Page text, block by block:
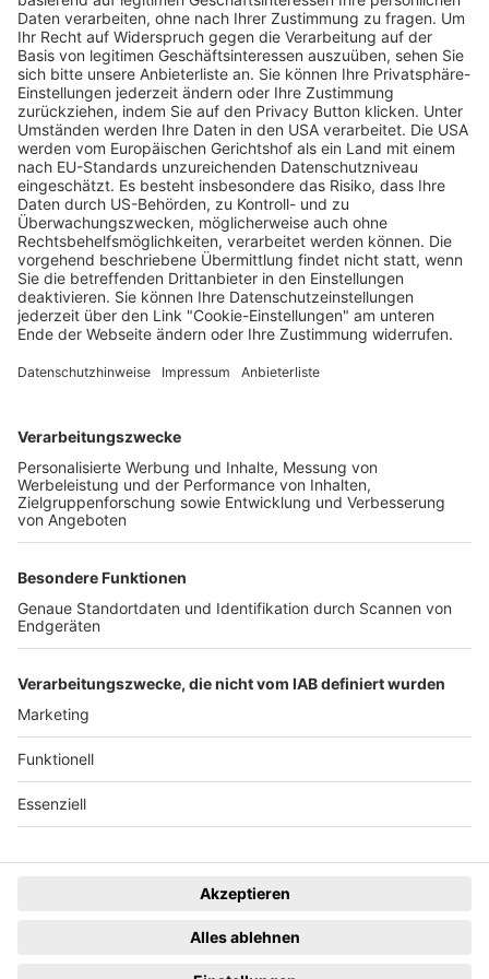
Ein Ex-Freiburger wird künftig von José
Mourinho trainiert
Wochenbericht 02.07.2024
Freiburger Wochenbericht
Der Wochenbericht
wurde zum 31. Juli 2026
eingestellt.
News
Lokales
Sport
Ein Unternehmen der